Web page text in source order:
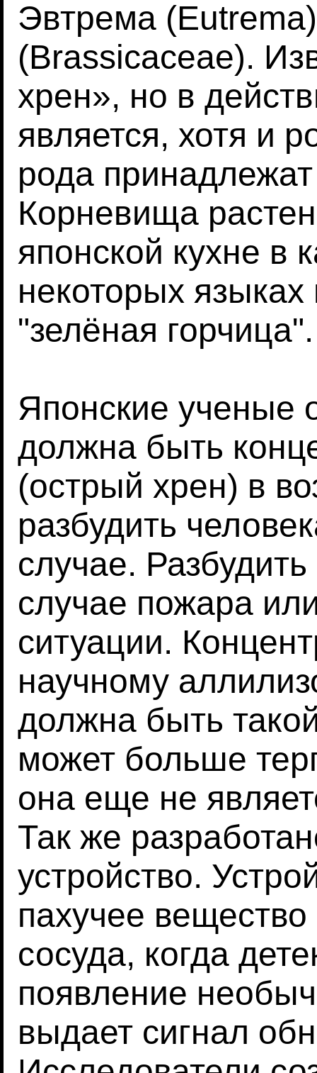
Эвтрема
(Brassicaceae).
хрен», но в
является, хотя и
рода
Корневища
японской кухне в
некоторых языках
"зелёная горчица".
Японские ученые
должна быть
(острый хрен) в
разбудить
случае.
случае пожара
ситуации.
научному
должна быть
может больше
она еще не
Так же
устройство.
пахучее вещество
сосуда, когда
появление
выдает сигнал